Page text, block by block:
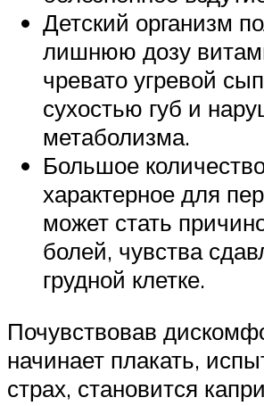
Детский организм
лишнюю дозу
чревато угревой
сухостью губ и
метаболизма.
Большое
характерное для
может стать
болей, чувства
грудной клетке.
Почувствовав
начинает плакать,
страх, становится